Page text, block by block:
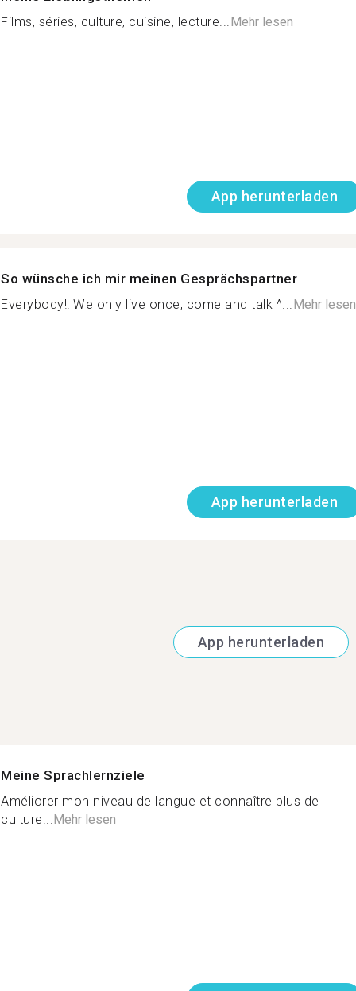
Films, séries, culture, cuisine, lecture...Mehr lesen
App herunterladen
So wünsche ich mir meinen Gesprächspartner
Everybody!! We only live once, come and talk ^...Mehr lesen
App herunterladen
App herunterladen
Meine Sprachlernziele
Améliorer mon niveau de langue et connaître plus de
culture... Mehr lesen